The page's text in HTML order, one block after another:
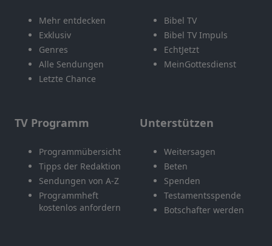
Mehr entdecken
Exklusiv
Genres
Alle Sendungen
Letzte Chance
Bibel TV
Bibel TV Impuls
EchtJetzt
MeinGottesdienst
TV Programm
Programmübersicht
Tipps der Redaktion
Sendungen von A-Z
Programmheft
kostenlos anfordern
Unterstützen
Weitersagen
Beten
Spenden
Testamentsspende
Botschafter werden